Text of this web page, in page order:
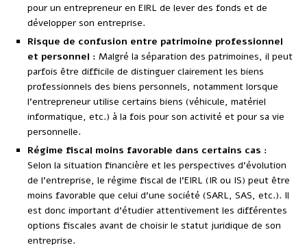
pour un entrepreneur en EIRL de lever des fonds et de
développer son entreprise.
Risque de confusion entre patrimoine professionnel
et personnel : Malgré la séparation des patrimoines, il peut
parfois être difficile de distinguer clairement les biens
professionnels des biens personnels, notamment lorsque
l’entrepreneur utilise certains biens (véhicule, matériel
informatique, etc.) à la fois pour son activité et pour sa vie
personnelle.
Régime fiscal moins favorable dans certains cas :
Selon la situation financière et les perspectives d’évolution
de l’entreprise, le régime fiscal de l’EIRL (IR ou IS) peut être
moins favorable que celui d’une société (SARL, SAS, etc.). Il
est donc important d’étudier attentivement les différentes
options fiscales avant de choisir le statut juridique de son
entreprise.